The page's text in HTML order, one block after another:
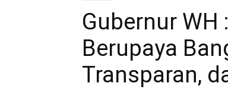
Gubernur WH
Berupaya
Transparan,